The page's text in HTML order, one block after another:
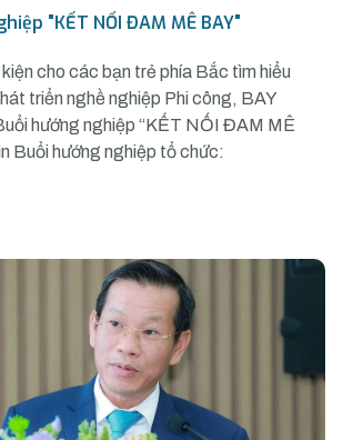
"KẾT NỐI ĐAM MÊ BAY"
cho các bạn trẻ phía Bắc tìm hiểu
triển nghề nghiệp Phi công, BAY
hướng nghiệp “KẾT NỐI ĐAM MÊ
Buổi hướng nghiệp tổ chức: